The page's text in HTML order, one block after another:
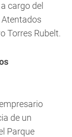
cargo del
Torres Rubelt.
de un
Parque